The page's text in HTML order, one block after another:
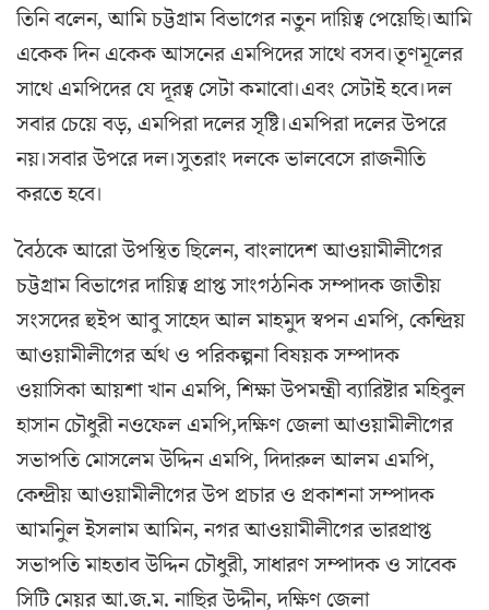
তিনি বলেন, আমি চট্টগ্রাম বিভাগের নতুন দায়িত্ব পেয়েছি।আমি
একেক দিন একেক আসনের এমপিদের সাথে বসব।তৃণমূলের
সাথে এমপিদের যে দূরত্ব সেটা কমাবো।এবং সেটাই হবে।দল
সবার চেয়ে বড়, এমপিরা দলের সৃষ্টি।এমপিরা দলের উপরে
নয়।সবার উপরে দল।সুতরাং দলকে ভালবেসে রাজনীতি
করতে হবে।
বৈঠকে আরো উপস্থিত ছিলেন, বাংলাদেশ আওয়ামীলীগের
চট্টগ্রাম বিভাগের দায়িত্ব প্রাপ্ত সাংগঠনিক সম্পাদক জাতীয়
সংসদের হুইপ আবু সাহেদ আল মাহমুদ স্বপন এমপি, কেন্দ্রিয়
আওয়ামীলীগের র্অথ ও পরিকল্পনা বিষয়ক সম্পাদক
ওয়াসিকা আয়শা খান এমপি, শিক্ষা উপমন্ত্রী ব্যারিষ্টার মহিবুল
হাসান চৌধুরী নওফেল এমপি,দক্ষিণ জেলা আওয়ামীলীগের
সভাপতি মোসলেম উদ্দিন এমপি, দিদারুল আলম এমপি,
কেন্দ্রীয় আওয়ামীলীগের উপ প্রচার ও প্রকাশনা সম্পাদক
আমনিুল ইসলাম আমিন, নগর আওয়ামীলীগের ভারপ্রাপ্ত
সভাপতি মাহতাব উদ্দিন চৌধুরী, সাধারণ সম্পাদক ও সাবেক
সিটি মেয়র আ.জ.ম. নাছির উদ্দীন, দক্ষিণ জেলা